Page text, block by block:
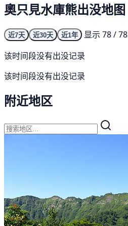
奧只見水庫熊出没地图
近7天 近30天 近1年
显示 78 / 78
该时间段没有出没记录
该时间段没有出没记录
附近地区